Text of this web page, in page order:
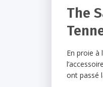
The
En proie à
ont passé